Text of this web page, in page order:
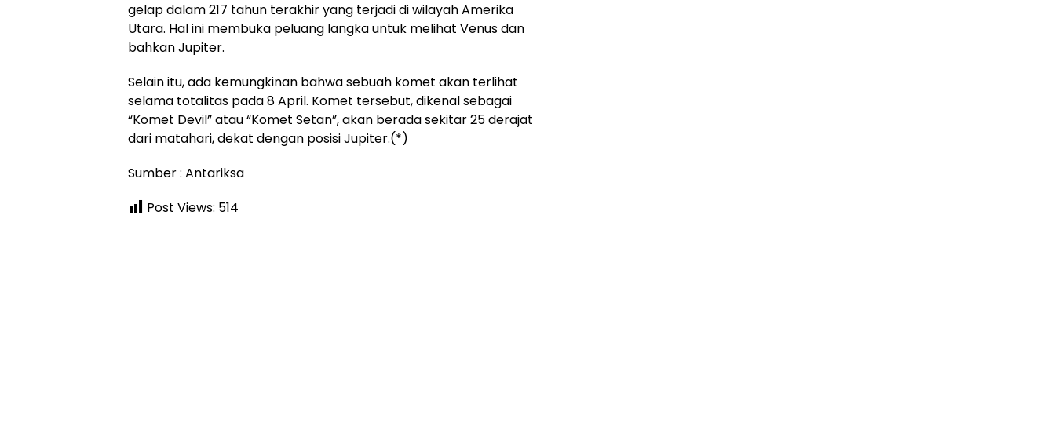
gelap dalam 217 tahun terakhir yang terjadi di wilayah Amerika
Utara. Hal ini membuka peluang langka untuk melihat Venus dan
bahkan Jupiter.
Selain itu, ada kemungkinan bahwa sebuah komet akan terlihat
selama totalitas pada 8 April. Komet tersebut, dikenal sebagai
“Komet Devil” atau “Komet Setan”, akan berada sekitar 25 derajat
dari matahari, dekat dengan posisi Jupiter.(*)
Sumber : Antariksa
Post Views: 514